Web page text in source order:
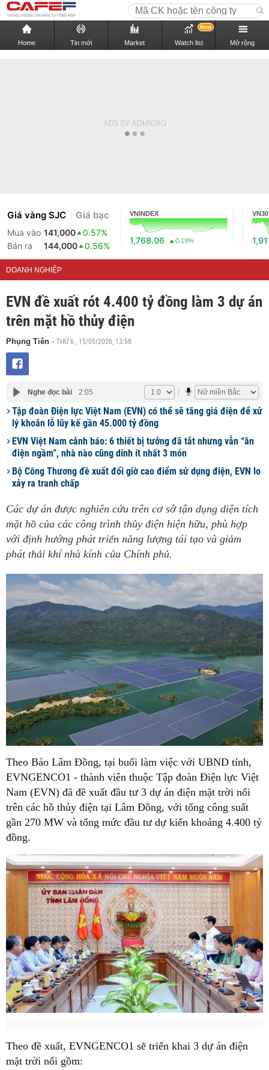
Home Tin mới Market Watch list
New
Mở rộng
Giá vàng SJC Giá bạc
Mua vào 141,000
0.57%
Bán ra
144,000 0.56%
VNINDEX
1,768.06 0.19%
VN30
DOANH NGHIỆP
EVN đề xuất rót 4.400 tỷ đồng làm 3 dự án
trên mặt hồ thủy điện
Phụng Tiên - THỨ 6 , 15/05/2026, 13:58
Nghe đọc bài 2:05
Tập đoàn Điện lực Việt Nam (EVN) có thể sẽ tăng giá điện để xử
lý khoản lỗ lũy kế gần 45.000 tỷ đồng
EVN Việt Nam cảnh báo: 6 thiết bị tưởng đã tắt nhưng vẫn “ăn
điện ngầm”, nhà nào cũng dính ít nhất 3 món
Bộ Công Thương đề xuất đổi giờ cao điểm sử dụng điện, EVN lo
xảy ra tranh chấp
Các dự án được nghiên cứu trên cơ sở tận dụng diện tích
mặt hồ của các công trình thủy điện hiện hữu, phù hợp
với định hướng phát triển năng lượng tái tạo và giảm
phát thải khí nhà kính của Chính phủ.
Theo Báo Lâm Đồng, tại buổi làm việc với UBND tỉnh,
EVNGENCO1 - thành viên thuộc Tập đoàn Điện lực Việt
Nam (EVN) đã đề xuất đầu tư 3 dự án điện mặt trời nổi
trên các hồ thủy điện tại Lâm Đồng, với tổng công suất
gần 270 MW và tổng mức đầu tư dự kiến khoảng 4.400 tỷ
đồng.
Theo đề xuất, EVNGENCO1 sẽ triển khai 3 dự án điện
mặt trời nổi gồm: